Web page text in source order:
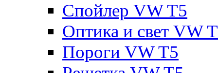
Спойлер VW T5
Оптика и свет VW
Пороги VW T5